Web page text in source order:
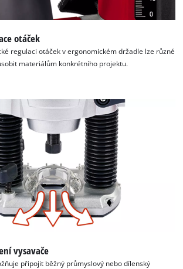
Powered byUsercentrics Consent
otáček
regulaci otáček v ergonomickém držadle lze různé
materiálům konkrétního projektu.
vysavače
připojit běžný průmyslový nebo dílenský